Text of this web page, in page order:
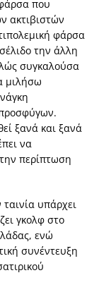
φάρσα που
ακτιβιστών
φάρσα
την άλλη
συγκαλούσα
μιλήσω
ξανά και ξανά
να
περίπτωση
υπάρχει
γκολφ στο
ενώ
συνέντευξη